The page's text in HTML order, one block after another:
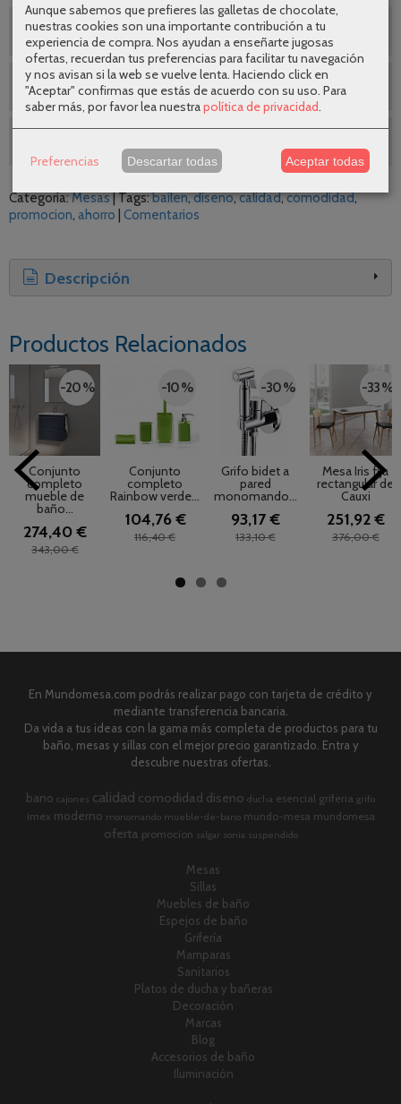
¿Te ayudamos a elegir ?
Envíos gratuitos
Categoría:Mesas|Tags:bailen diseno calidad comodidad
promocion ahorro Comentarios
Descripción
Productos Relacionados
-20 %
Conjunto
completo
mueble de
baño...
274,40 €
343,00 €
-10 %
Conjunto
completo
Rainbow verde...
104,76 €
116,40 €
-30 %
Grifo bidet a
pared
monomando...
93,17 €
133,10 €
-33 %
Mesa Iris fija
rectangular de
Cauxi
251,92 €
376,00 €
En Mundomesa.com podrás realizar pago con tarjeta de crédito y
mediante transferencia bancaria.
Da vida a tus ideas con la gama más completa de productos para tu
baño, mesas y sillas con el mejor precio garantizado. Entra y
descubre nuestras ofertas.
bano cajones calidad comodidad diseno ducha esencial griferia grifo
imex moderno monomando mueble-de-bano mundo-mesa mundomesa
oferta promocion salgar sonia suspendido
Mesas
Sillas
Muebles de baño
Espejos de baño
Grifería
Mamparas
Sanitarios
Platos de ducha y bañeras
Decoración
Marcas
Blog
Accesorios de baño
Iluminación
Aunque sabemos que prefieres las galletas de chocolate,
nuestras cookies son una importante contribución a tu
experiencia de compra. Nos ayudan a enseñarte jugosas
ofertas, recuerdan tus preferencias para facilitar tu navegación
y nos avisan si la web se vuelve lenta. Haciendo click en
"Aceptar" confirmas que estás de acuerdo con su uso. Para
saber más, por favor lea nuestrapolítica de privacidad.
Preferencias Descartar todas Aceptar todas